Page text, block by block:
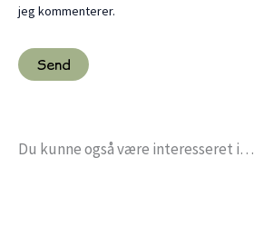
jeg kommenterer.
Du kunne også være interesseret i…